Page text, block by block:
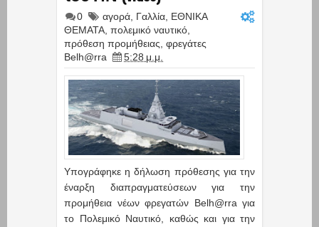
0 αγορά Γαλλία ΕΘΝΙΚΑ
ΘΕΜΑΤΑ πολεμικό ναυτικό
πρόθεση προμήθειας φρεγάτες
Belh@rra
5:28 μ.μ.
Υπογράφηκε η δήλωση πρόθεσης για την
έναρξη διαπραγματεύσεων για την
προμήθεια νέων φρεγατών Belh@rra για
το Πολεμικό Ναυτικό, καθώς και για την